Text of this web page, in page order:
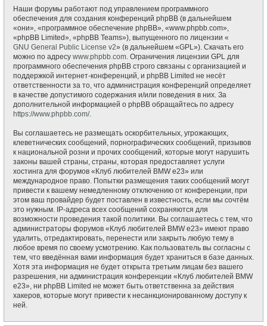
Наши форумы работают под управлением программного
обеспечения для создания конференций phpBB (в дальнейшем
«они», «программное обеспечение phpBB», «www.phpbb.com»,
«phpBB Limited», «phpBB Teams»), выпущенного по лицензии «
GNU General Public License v2» (в дальнейшем «GPL»). Скачать его
можно по адресу www.phpbb.com. Ограничения лицензии GPL для
программного обеспечения phpBB строго связаны с организацией и
поддержкой интернет-конференций, и phpBB Limited не несёт
ответственности за то, что администрация конференций определяет
в качестве допустимого содержания и/или поведения в них. За
дополнительной информацией о phpBB обращайтесь по адресу
https://www.phpbb.com/.
Вы соглашаетесь не размещать оскорбительных, угрожающих,
клеветнических сообщений, порнографических сообщений, призывов
к национальной розни и прочих сообщений, которые могут нарушить
законы вашей страны, страны, которая предоставляет услуги
хостинга для форумов «Клуб любителей BMW e23» или
международное право. Попытки размещения таких сообщений могут
привести к вашему немедленному отключению от конференции, при
этом ваш провайдер будет поставлен в известность, если мы сочтём
это нужным. IP-адреса всех сообщений сохраняются для
возможности проведения такой политики. Вы соглашаетесь с тем, что
администраторы форумов «Клуб любителей BMW e23» имеют право
удалить, отредактировать, перенести или закрыть любую тему в
любое время по своему усмотрению. Как пользователь вы согласны с
тем, что введённая вами информация будет храниться в базе данных.
Хотя эта информация не будет открыта третьим лицам без вашего
разрешения, ни администрация конференции «Клуб любителей BMW
e23», ни phpBB Limited не может быть ответственна за действия
хакеров, которые могут привести к несанкционированному доступу к
ней.